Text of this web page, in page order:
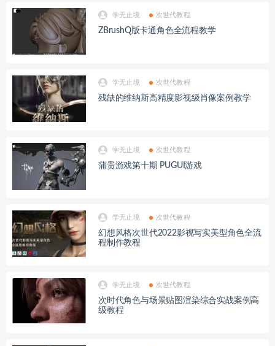
学无止境 次世代教程
ZBrushQ版卡通角色全流程教学
学无止境 次世代教程
残缺的维纳斯高精度影视级肖像案例教学
学无止境 次世代教程
蒲贵游戏第十期 PUGUI游戏
学无止境 次世代教程
幻想风格次世代2022影视写实美型角色全流
程制作教程
学无止境 次世代教程
次时代角色与场景贴图渲染综合实战案例高
级教程